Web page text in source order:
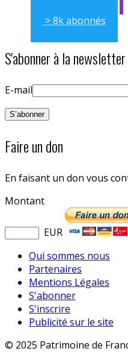
> 8k abonnés
S'abonner à la newsletter
E-mail
Faire un don
En faisant un don vous
Montant
EUR
Qui sommes nous
Partenaires
Mentions Légales
S'abonner
S'inscrire
Publicité sur le site
© 2025 Patrimoine de